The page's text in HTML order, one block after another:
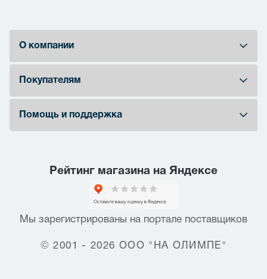
О компании
Покупателям
Помощь и поддержка
Рейтинг магазина на Яндексе
Мы зарегистрированы на портале поставщиков
© 2001 - 2026 ООО "НА ОЛИМПЕ"